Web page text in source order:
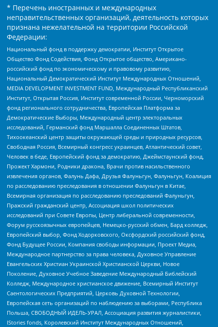
* Перечень иностранных и международных
неправительственных организаций, деятельность которых
признана нежелательной на территории Российской
Федерации:
Национальный фонд в поддержку демократии, Институт Открытое
Общество Фонд Содействия, Фонд Открытое общество, Американо-
российский фонд по экономическому и правовому развитию,
Национальный Демократический Институт Международных Отношений,
MEDIA DEVELOPMENT INVESTMENT FUND, Международный Республиканский
Институт, Открытая Россия, Институт современной России, Черноморский
фонд регионального сотрудничества, Европейская Платформа за
Демократические Выборы, Международный центр электоральных
исследований, Германский фонд Маршалла Соединенных Штатов,
Тихоокеанский центр защиты окружающей среды и природных ресурсов,
Свободная Россия, Всемирный конгресс украинцев, Атлантический совет,
Человек в беде, Европейский фонд за демократию, Джеймстаунский фонд,
Прожект Хармони, Родники дракона, Врачи против насильственного
извлечения органов, Фалунь Дафа, Друзья Фалуньгун, Фалуньгун, Коалиция
по расследованию преследования в отношении Фалуньгун в Китае,
Всемирная организация по расследованию преследований Фалуньгун,
Пражский гражданский центр, Ассоциация школ политических
исследований при Совете Европы, Центр либеральной современности,
Форум русскоязычных европейцев, Немецко-русский обмен, Бард колледж,
Европейский выбор, Фонд Ходорковского, Оксфордский российский фонд,
Фонд Будущее России, Компания свободы информации, Проект Медиа,
Международное партнерство за права человека, Духовное Управление
Евангельских Христиан Украинской Христианской Церкви, Новое
Поколение, Духовное Учебное Заведение Международный Библейский
Колледж, Международное христианское движение, Всемирный Институт
Саентологических Предприятий, Церковь Духовной Технологии,
Европейская сеть организаций по наблюдению за выборами, Республика
Польша, СВОБОДНЫЙ ИДЕЛЬ-УРАЛ, Ассоциация развития журналистики,
IStories fonds, Королевский Институт Международных Отношений,